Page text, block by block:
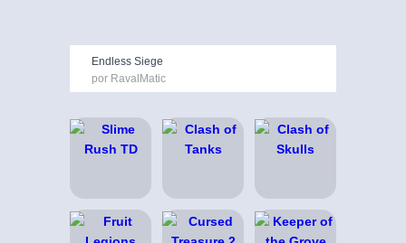
Endless Siege
por RavalMatic